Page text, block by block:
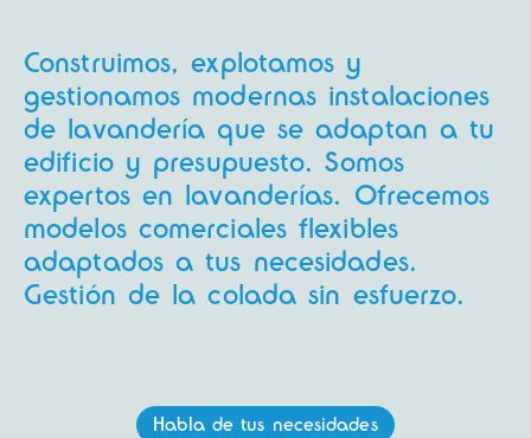
Construimos, explotamos y
gestionamos modernas instalaciones
de lavandería que se adaptan a tu
edificio y presupuesto. Somos
expertos en lavanderías. Ofrecemos
modelos comerciales flexibles
adaptados a tus necesidades.
Gestión de la colada sin esfuerzo.
Habla de tus necesidades